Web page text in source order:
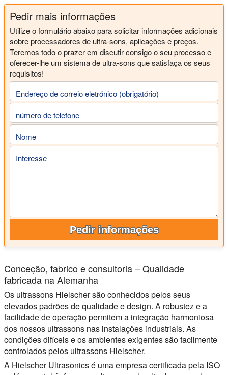
Pedir mais informações
Utilize o formulário abaixo para solicitar informações adicionais
sobre processadores de ultra-sons, aplicações e preços.
Teremos todo o prazer em discutir consigo o seu processo e
oferecer-lhe um sistema de ultra-sons que satisfaça os seus
requisitos!
Endereço de correio eletrónico (obrigatório)
número de telefone
Nome
Interesse
Pedir informações
Conceção, fabrico e consultoria – Qualidade
fabricada na Alemanha
Os ultrassons Hielscher são conhecidos pelos seus
elevados padrões de qualidade e design. A robustez e a
facilidade de operação permitem a integração harmoniosa
dos nossos ultrassons nas instalações industriais. As
condições difíceis e os ambientes exigentes são facilmente
controlados pelos ultrassons Hielscher.
A Hielscher Ultrasonics é uma empresa certificada pela ISO